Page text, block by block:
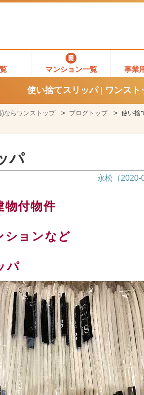
マンション一覧 事業
使い捨てスリッパ | ワンスト
ならワンストップ ブログトップ 使い捨
パ
永松（2020-
物付物件
ションなど
パ